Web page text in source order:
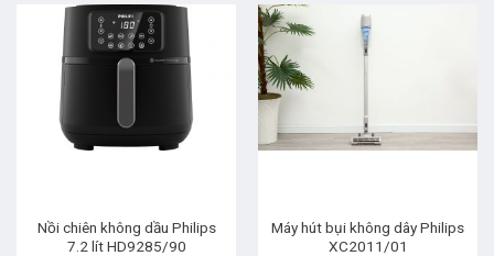
Nồi chiên không dầu Philips
7.2 lít HD9285/90
Máy hút bụi không dây Philips
XC2011/01